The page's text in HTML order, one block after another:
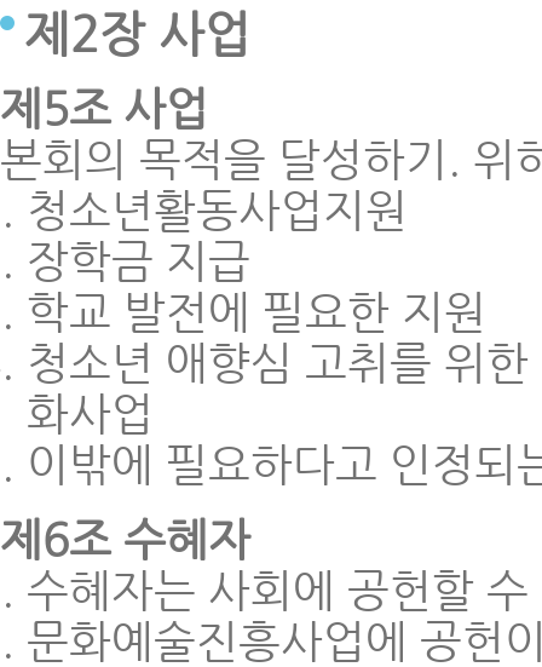
제2장 사업
제5조 사업
본회의 목적을 달성하기. 위
청소년활동사업지원
장학금 지급
학교 발전에 필요한 지원
청소년 애향심 고취를 위
화사업
이밖에 필요하다고 인정되
제6조 수혜자
수혜자는 사회에 공헌할
문화예술진흥사업에 공헌